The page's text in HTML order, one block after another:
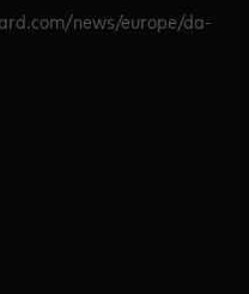
news/europe/da-